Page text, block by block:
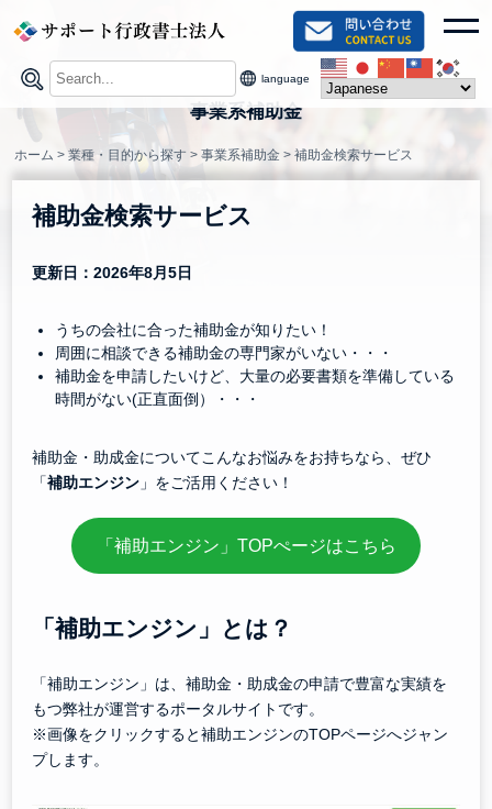
content
language
事業系補助金
ホーム >業種・目的から探す >事業系補助金 >補助金検索サービス
補助金検索サービス
更新日：2026年8月5日
うちの会社に合った補助金が知りたい！
周囲に相談できる補助金の専門家がいない・・・
補助金を申請したいけど、大量の必要書類を準備している
時間がない(正直面倒）・・・
補助金・助成金についてこんなお悩みをお持ちなら、ぜひ
「補助エンジン 」をご活用ください！
「補助エンジン」TOPぺージはこちら
「補助エンジン」とは？
「補助エンジン」は、補助金・助成金の申請で豊富な実績を
もつ弊社が運営するポータルサイトです。
※画像をクリックすると補助エンジンのTOPページへジャン
プします。